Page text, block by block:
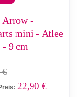
Arrow -
mini - Atlee
9 cm
€
22,90 €